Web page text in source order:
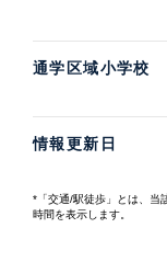
通学区域小学校
情報更新日
*「交通/駅徒歩」とは、当
時間を表示します。